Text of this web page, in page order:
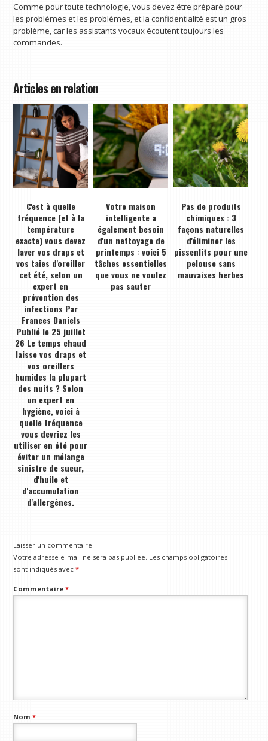
Comme pour toute technologie, vous devez être préparé pour
les problèmes et les problèmes, et la confidentialité est un gros
problème, car les assistants vocaux écoutent toujours les
commandes.
Articles en relation
C'est à quelle
fréquence (et à la
température
exacte) vous devez
laver vos draps et
vos taies d'oreiller
cet été, selon un
expert en
prévention des
infections Par
Frances Daniels
Publié le 25 juillet
26 Le temps chaud
laisse vos draps et
vos oreillers
humides la plupart
des nuits ? Selon
un expert en
hygiène, voici à
quelle fréquence
vous devriez les
utiliser en été pour
éviter un mélange
sinistre de sueur,
d'huile et
d'accumulation
d'allergènes.
Votre maison
intelligente a
également besoin
d'un nettoyage de
printemps : voici 5
tâches essentielles
que vous ne voulez
pas sauter
Pas de produits
chimiques : 3
façons naturelles
d'éliminer les
pissenlits pour une
pelouse sans
mauvaises herbes
Laisser un commentaire
Votre adresse e-mail ne sera pas publiée. Les champs obligatoires
sont indiqués avec*
Commentaire*
Nom*